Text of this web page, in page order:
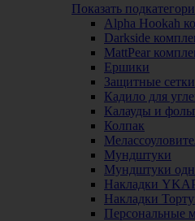
Показать
Alpha Hookah
Darkside
MattPear
Ершики
Защитные
Кадило для
Калауды и
Колпак
Мундштуки
Мундштуки
Накладки
Накладки
Персональные